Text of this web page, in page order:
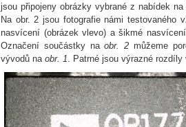
jsou připojeny obrázky vybrané z nabídek
Na obr. 2 jsou fotografie námi testovaného
nasvícení (obrázek vlevo) a šikmé
Označení součástky naobr. 2 můžeme
vývodů na obr. 1 . Patrné jsou výrazné